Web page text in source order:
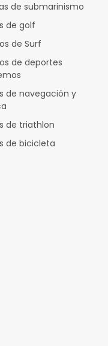
de submarinismo
de golf
de Surf
de deportes
de navegación y
de triathlon
de bicicleta